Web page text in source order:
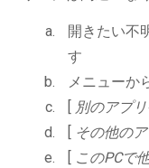
開きたい不
す
メニューか
[ 別のアプ
[ その他の
[ このPCで